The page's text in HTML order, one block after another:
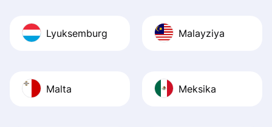
Lyuksemburg Malayziya
Malta Meksika